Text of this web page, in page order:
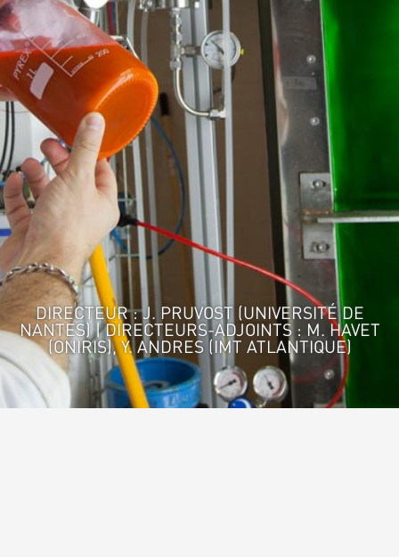
DIRECTEUR : J. PRUVOST (UNIVERSITÉ DE
NANTES) | DIRECTEURS-ADJOINTS : M. HAVET
(ONIRIS), Y. ANDRES (IMT ATLANTIQUE)
Accueil